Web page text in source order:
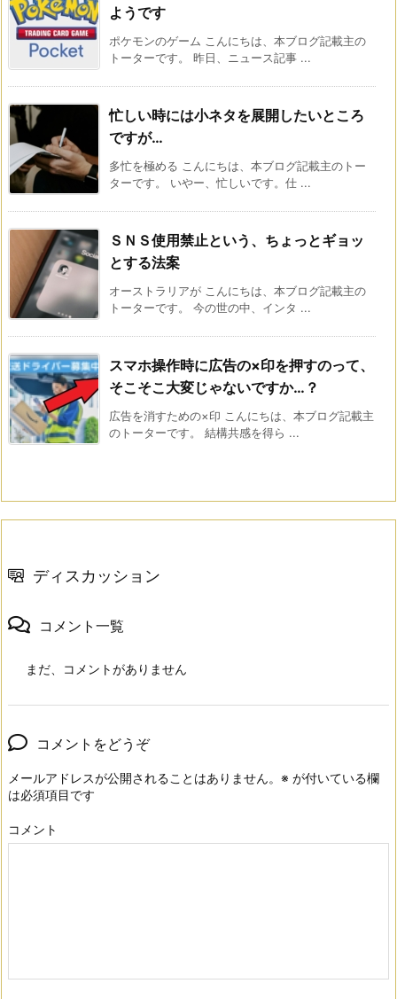
ようです
ポケモンのゲーム こんにちは、本ブログ記載主の
トーターです。 昨日、ニュース記事 ...
忙しい時には小ネタを展開したいところ
ですが…
多忙を極める こんにちは、本ブログ記載主のトー
ターです。 いやー、忙しいです。仕 ...
ＳＮＳ使用禁止という、ちょっとギョッ
とする法案
オーストラリアが こんにちは、本ブログ記載主の
トーターです。 今の世の中、インタ ...
スマホ操作時に広告の×印を押すのって、
そこそこ大変じゃないですか…？
広告を消すための×印 こんにちは、本ブログ記載主
のトーターです。 結構共感を得ら ...
ディスカッション
コメント一覧
まだ、コメントがありません
コメントをどうぞ
メールアドレスが公開されることはありません。 ※ が付いている欄
は必須項目です
コメント